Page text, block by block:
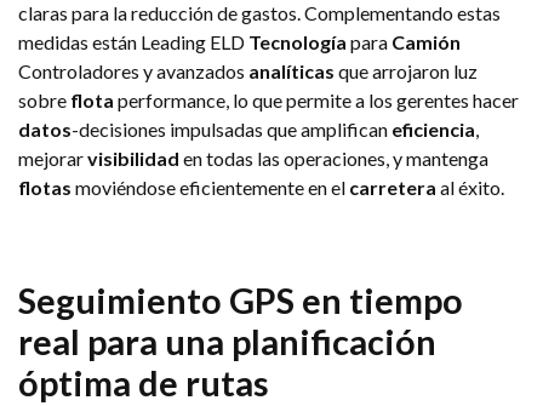
claras para la reducción de gastos. Complementando estas
medidas están Leading ELD Tecnología para Camión
Controladores y avanzados analíticas que arrojaron luz
sobre flota performance, lo que permite a los gerentes hacer
datos-decisiones impulsadas que amplifican eficiencia,
mejorarvisibilidad en todas las operaciones, y mantenga
flotas moviéndose eficientemente en el carretera al éxito.
Seguimiento GPS en tiempo
real para una planificación
óptima de rutas